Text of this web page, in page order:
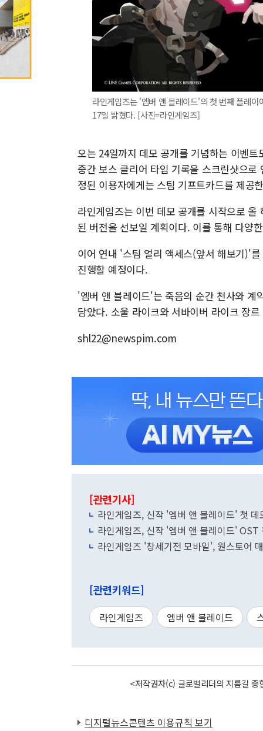
라인게임즈는 '엠버 앤 블레이드'의 첫 번째 플레
17일 밝혔다. [사진=라인게임즈]
오는 24일까지 데모 공개를 기념하는 이벤
중간 보스 클리어 타임 기록을 스크린샷으
정된 이용자에게는 스팀 기프트카드를 제공
라인게임즈는 이번 데모 공개를 시작으로
된 버전을 선보일 계획이다. 이를 통해 다양
이어 연내 '스팀 얼리 액세스(앞서 해보기)'
진행할 예정이다.
'엠버 앤 블레이드'는 죽음의 순간 천사와 계
담았다. 소울 라이크와 서바이버 라이크 장
shl22@newspim.com
[관련기사]
라인게임즈, 신작 '엠버 앤 블레이드' 첫
라인게임즈, 신작 '엠버 앤 블레이드' OST
라인게임즈 '창세기전 모바일', 원스토어
[관련키워드]
라인게임즈 엠버 앤 블레이드
<저작권자(c) 글로벌리더의 지름길
디지털뉴스콘텐츠 이용규칙 보기